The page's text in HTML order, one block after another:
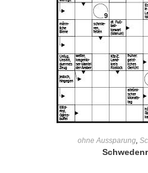
ohne Aussparung,